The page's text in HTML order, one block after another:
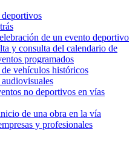
de un evento deportivo
y consulta del calendario de
programados
vehículos históricos
no deportivos en vías
de una obra en la vía
y profesionales